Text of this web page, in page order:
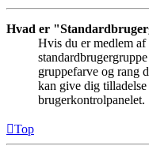
Hvad er
Hvis du er medlem
gruppefarve og rang
kan give dig
brugerkontrolpanelet.
Top